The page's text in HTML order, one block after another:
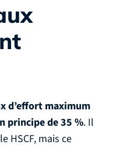
d’effort maximum
principe de 35 %. Il
HSCF, mais ce